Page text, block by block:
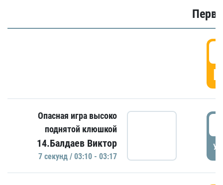
Опасная игра высоко
поднятой клюшкой
14.Балдаев Виктор
7 секунд / 03:10 - 03:17